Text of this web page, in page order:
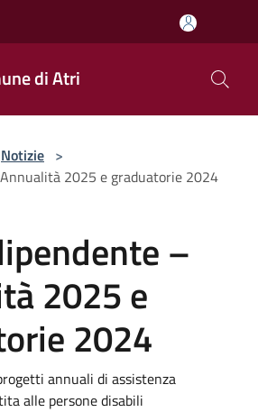
di Atri
Notizie >
2025 e graduatorie 2024
–
2025 e
2024
annuali di assistenza
alle persone disabili